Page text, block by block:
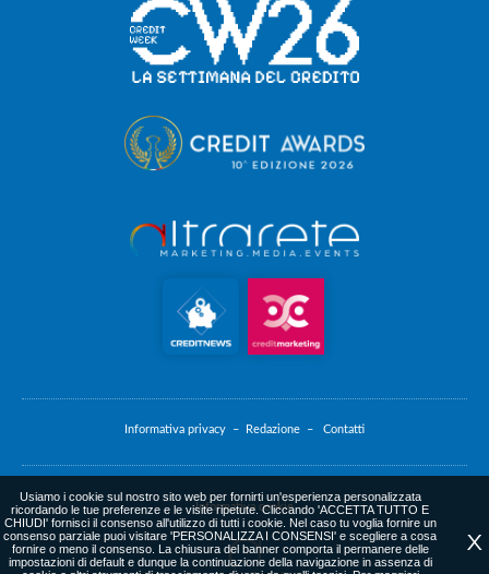
Informativa privacy – Redazione – Contatti
Informativa cookie
X
Usiamo i cookie sul nostro sito web per fornirti un'esperienza personalizzata
ricordando le tue preferenze e le visite ripetute. Cliccando 'ACCETTA TUTTO E
CHIUDI' fornisci il consenso all'utilizzo di tutti i cookie. Nel caso tu voglia fornire un
consenso parziale puoi visitare 'PERSONALIZZA I CONSENSI' e scegliere a cosa
fornire o meno il consenso. La chiusura del banner comporta il permanere delle
impostazioni di default e dunque la continuazione della navigazione in assenza di